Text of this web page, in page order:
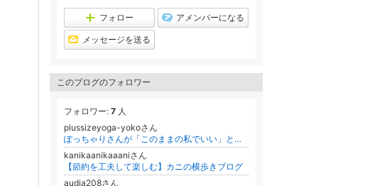
フォロー アメンバーになる
メッセージを送る
このブログのフォロワー
フォロワー: 7 人
plussizeyoga-yokoさん
ぽっちゃりさんが「このままの私でいい」と思えるマインドになるプラスサイズ専門オンラインヨガ/滝沢陽子
kanikaanikaaaniさん
【節約を工夫して楽しむ】カニの横歩きブログ
audia208さん